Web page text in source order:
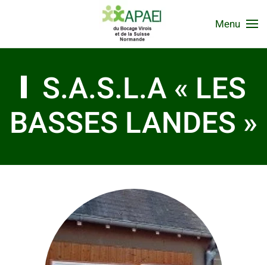
Menu
S.A.S.L.A « LES
BASSES LANDES »